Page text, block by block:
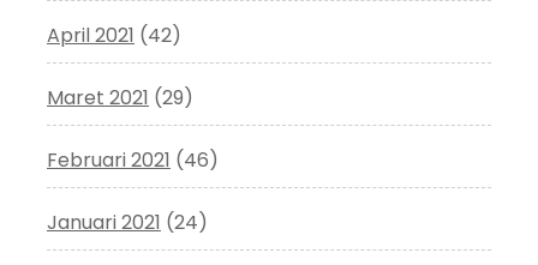
April 2021 (42)
Maret 2021 (29)
Februari 2021 (46)
Januari 2021 (24)